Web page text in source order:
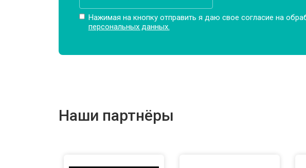
Нажимая на кнопку отправить я даю свое согласие на
персональных данных.
Наши партнёры